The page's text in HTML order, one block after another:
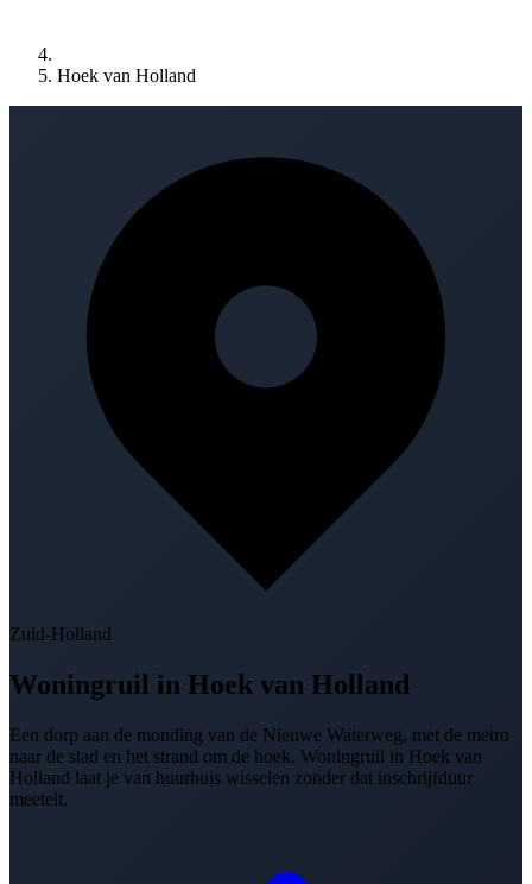
Hoek van Holland
Zuid-Holland
Woningruil in Hoek van Holland
Een dorp aan de monding van de Nieuwe Waterweg, met de metro
naar de stad en het strand om de hoek. Woningruil in Hoek van
Holland laat je van huurhuis wisselen zonder dat inschrijfduur
meetelt.